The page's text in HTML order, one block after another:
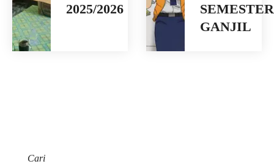
2025/2026
SEMESTER
GANJIL
Cari